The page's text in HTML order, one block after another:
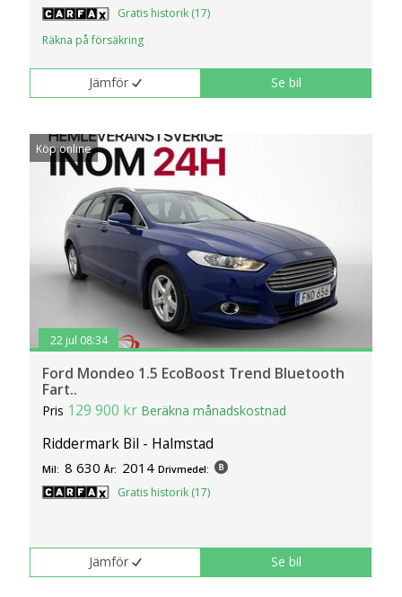
Gratis historik (17)
Räkna på försäkring
Jämför Se bil
Köp online
22 jul 08:34
Ford Mondeo 1.5 EcoBoost Trend Bluetooth
Fart..
Pris 129 900 kr Beräkna månadskostnad
Riddermark Bil - Halmstad
Mil: 8 630 År: 2014 Drivmedel:
Gratis historik (17)
Jämför Se bil